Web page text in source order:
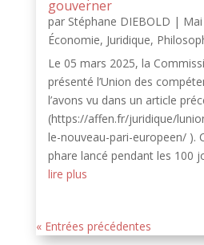
gouverner
par Stéphane DIEBOLD |
Économie, Juridique,
Le 05 mars 2025, la
présenté l’Union des
l’avons vu dans un article
(https://affen.fr/juridique/
le-nouveau-pari-europeen/ ).
phare lancé pendant les 100
lire plus
« Entrées précédentes